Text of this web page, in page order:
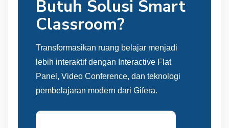
Butuh Solusi Smart
Classroom?
Transformasikan ruang belajar menjadi
lebih interaktif dengan Interactive Flat
Panel, Video Conference, dan teknologi
pembelajaran modern dari Gifera.